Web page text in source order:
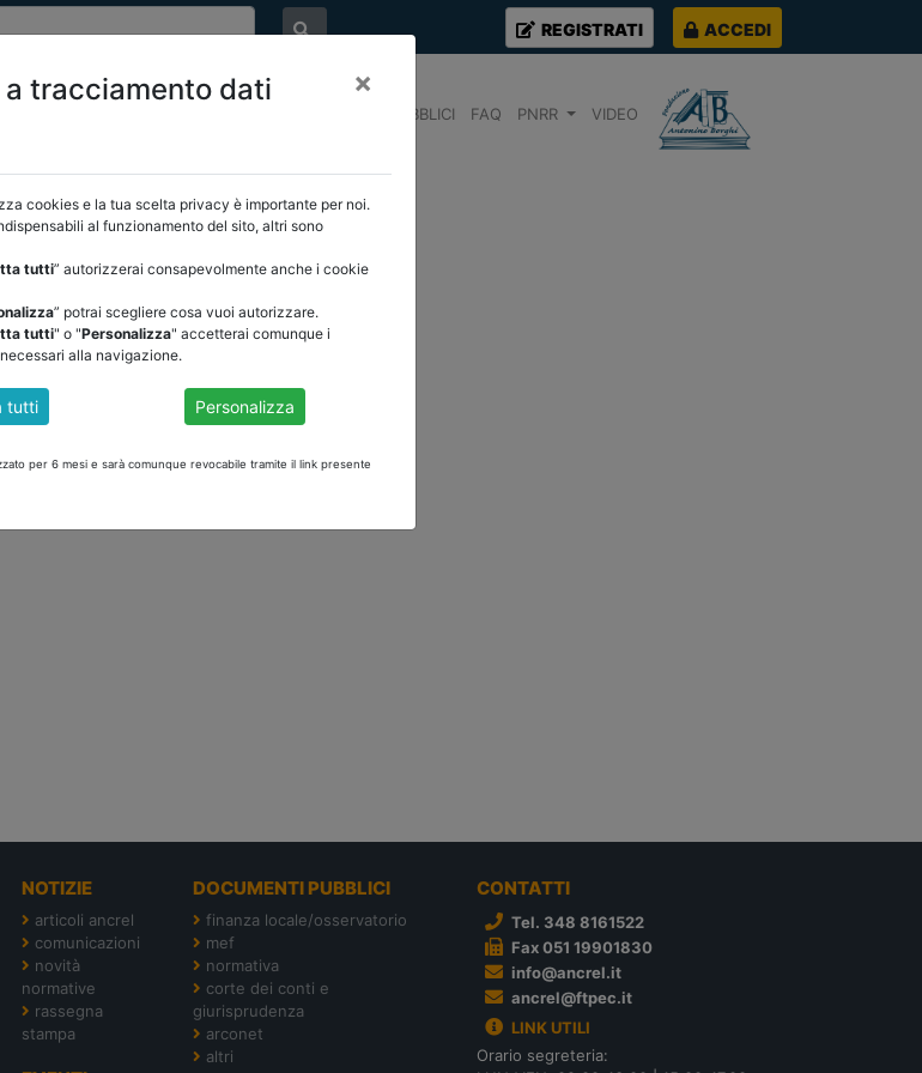
REGISTRATI ACCEDI
DOCUMENTI PUBBLICI FAQ PNRR VIDEO
è visibile solamente agli utenti registrati.
NOTIZIE
articoli ancrel
comunicazioni
novità
normative
rassegna
stampa
DOCUMENTI PUBBLICI
finanza locale/osservatorio
mef
normativa
corte dei conti e
giurisprudenza
arconet
altri
CONTATTI
Tel. 348 8161522
Fax 051 19901830
info@ancrel.it
ancrel@ftpec.it
LINK UTILI
Orario segreteria:
a tracciamento dati
×
cookies e la tua scelta privacy è importante per noi.
al funzionamento del sito, altri sono
tutti” autorizzerai consapevolmente anche i cookie
” potrai scegliere cosa vuoi autorizzare.
tutti" o "Personalizza" accetterai comunque i
alla navigazione.
tutti Personalizza
per 6 mesi e sarà comunque revocabile tramite il link presente